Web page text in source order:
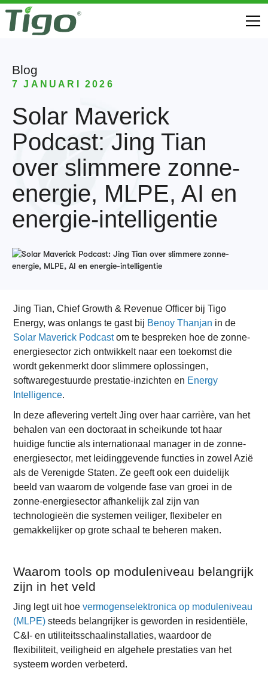
Blog
7 JANUARI 2026
Solar Maverick
Podcast: Jing Tian
over slimmere zonne-
energie, MLPE, AI en
energie-intelligentie
Jing Tian, Chief Growth & Revenue Officer bij Tigo
Energy, was onlangs te gast bij Benoy Thanjan in de
Solar Maverick Podcastom te bespreken hoe de zonne-
energiesector zich ontwikkelt naar een toekomst die
wordt gekenmerkt door slimmere oplossingen,
softwaregestuurde prestatie-inzichten en Energy
Intelligence.
In deze aflevering vertelt Jing over haar carrière, van het
behalen van een doctoraat in scheikunde tot haar
huidige functie als internationaal manager in de zonne-
energiesector, met leidinggevende functies in zowel Azië
als de Verenigde Staten. Ze geeft ook een duidelijk
beeld van waarom de volgende fase van groei in de
zonne-energiesector afhankelijk zal zijn van
technologieën die systemen veiliger, flexibeler en
gemakkelijker op grote schaal te beheren maken.
Waarom tools op moduleniveau belangrijk
zijn in het veld
Jing legt uit hoevermogenselektronica op moduleniveau
(MLPE) steeds belangrijker is geworden in residentiële,
C&I- en utiliteitsschaalinstallaties, waardoor de
flexibiliteit, veiligheid en algehele prestaties van het
systeem worden verbeterd.